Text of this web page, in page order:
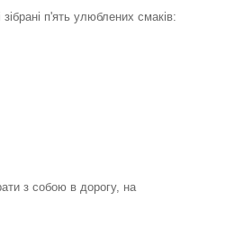
п'ять улюблених смаків:
з собою в дорогу, на